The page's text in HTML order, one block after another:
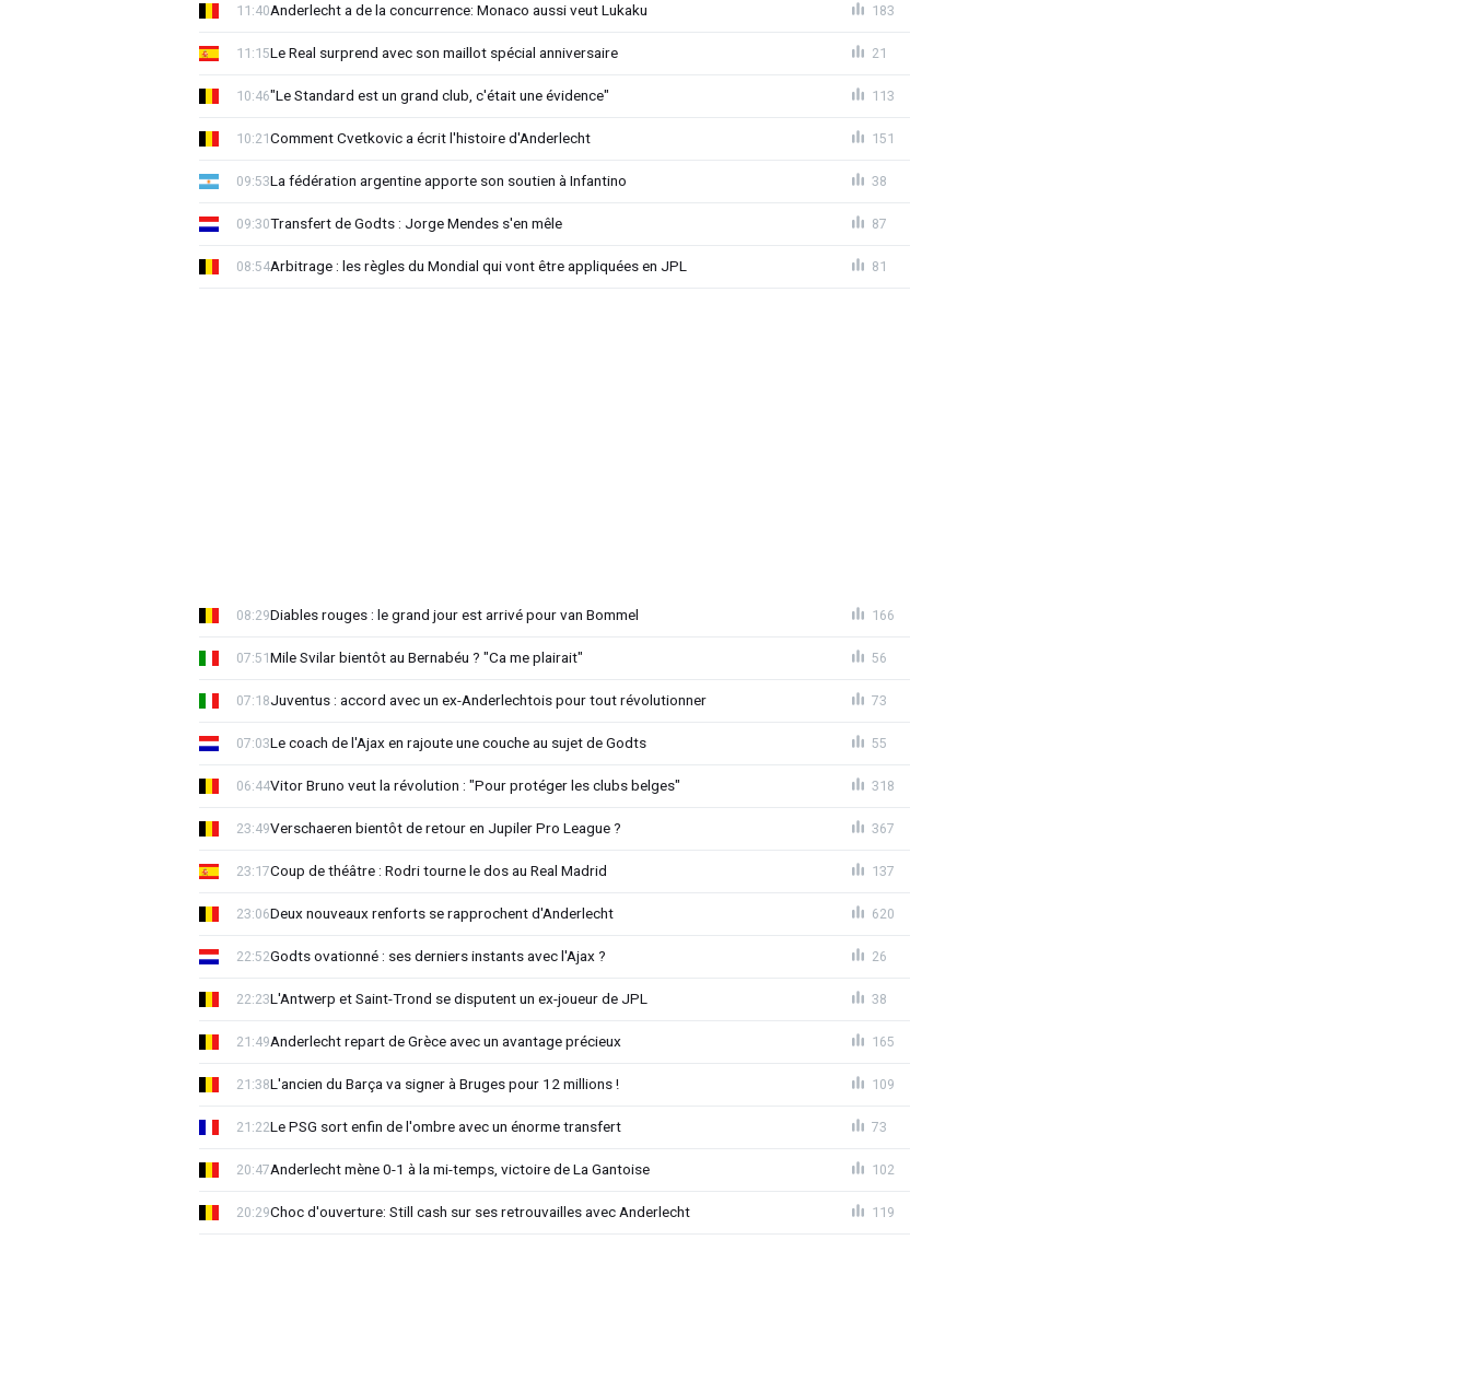
Anderlecht a de la concurrence: Monaco aussi veut Lukaku
11:40 183
Le Real surprend avec son maillot spécial anniversaire
11:15 21
"Le Standard est un grand club, c'était une évidence"
10:46 113
Comment Cvetkovic a écrit l'histoire d'Anderlecht
10:21 151
La fédération argentine apporte son soutien à Infantino
09:53 38
Transfert de Godts : Jorge Mendes s'en mêle
09:30 87
Arbitrage : les règles du Mondial qui vont être appliquées en JPL
08:54 81
Diables rouges : le grand jour est arrivé pour van Bommel
08:29 166
Mile Svilar bientôt au Bernabéu ? "Ca me plairait"
07:51 56
Juventus : accord avec un ex-Anderlechtois pour tout révolutionner
07:18 73
Le coach de l'Ajax en rajoute une couche au sujet de Godts
07:03 55
Vitor Bruno veut la révolution : "Pour protéger les clubs belges"
06:44 318
Verschaeren bientôt de retour en Jupiler Pro League ?
23:49 367
Coup de théâtre : Rodri tourne le dos au Real Madrid
23:17 137
Deux nouveaux renforts se rapprochent d'Anderlecht
23:06 620
Godts ovationné : ses derniers instants avec l'Ajax ?
22:52 26
L'Antwerp et Saint-Trond se disputent un ex-joueur de JPL
22:23 38
Anderlecht repart de Grèce avec un avantage précieux
21:49 165
L'ancien du Barça va signer à Bruges pour 12 millions !
21:38 109
Le PSG sort enfin de l'ombre avec un énorme transfert
21:22 73
Anderlecht mène 0-1 à la mi-temps, victoire de La Gantoise
20:47 102
Choc d'ouverture: Still cash sur ses retrouvailles avec Anderlecht
20:29 119